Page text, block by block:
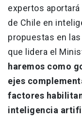
expertos
de Chile en
propuestas en
que lidera el
haremos como
ejes
factores
inteligencia